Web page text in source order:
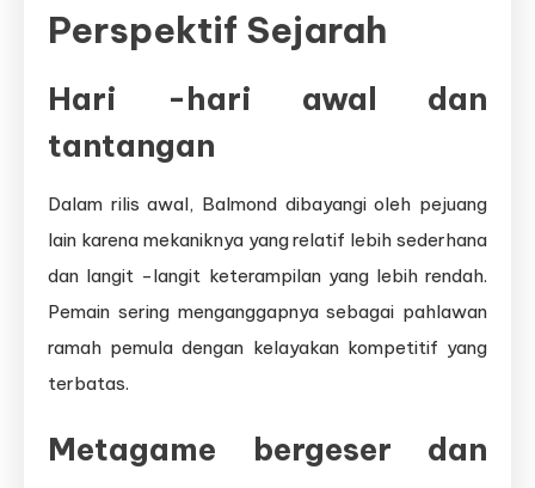
Perspektif Sejarah
Hari -hari awal dan
tantangan
Dalam rilis awal, Balmond dibayangi oleh pejuang
lain karena mekaniknya yang relatif lebih sederhana
dan langit -langit keterampilan yang lebih rendah.
Pemain sering menganggapnya sebagai pahlawan
ramah pemula dengan kelayakan kompetitif yang
terbatas.
Metagame bergeser dan